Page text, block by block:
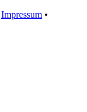
Impressum •